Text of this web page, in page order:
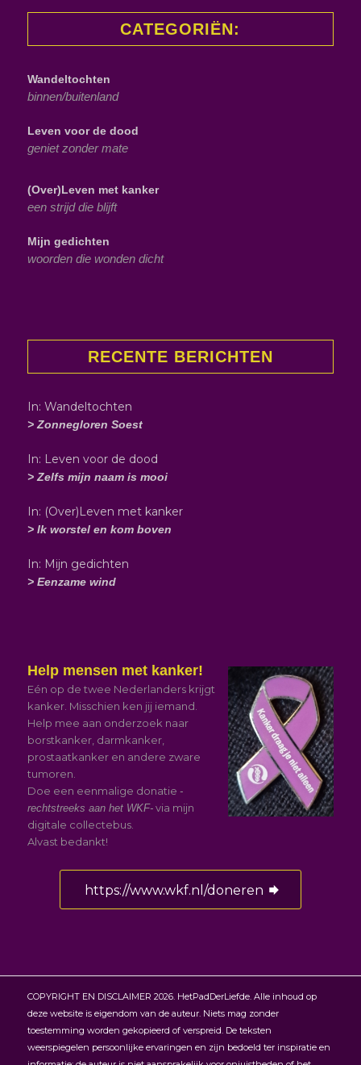
CATEGORIËN:
Wandeltochten
binnen/buitenland
Leven voor de dood
geniet zonder mate
(Over)Leven met kanker
een strijd die blijft
Mijn gedichten
woorden die wonden dicht
RECENTE BERICHTEN
In: Wandeltochten
> Zonnegloren Soest
In: Leven voor de dood
> Zelfs mijn naam is mooi
In: (Over)Leven met kanker
> Ik worstel en kom boven
In: Mijn gedichten
> Eenzame wind
Help mensen met kanker!
Eén op de twee Nederlanders krijgt
kanker. Misschien ken jij iemand.
Help mee aan onderzoek naar
borstkanker, darmkanker,
prostaatkanker en andere zware
tumoren.
Doe een eenmalige donatie -
rechtstreeks aan het WKF-via mijn
digitale collectebus.
Alvast bedankt!
https://www.wkf.nl/doneren
COPYRIGHT EN DISCLAIMER 2026. HetPadDerLiefde. Alle inhoud op
deze website is eigendom van de auteur. Niets mag zonder
toestemming worden gekopieerd of verspreid. De teksten
weerspiegelen persoonlijke ervaringen en zijn bedoeld ter inspiratie en